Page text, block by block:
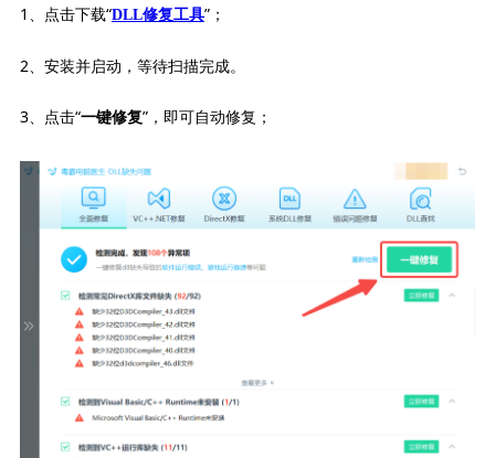
1、点击下载“DLL修复工具”；
2、安装并启动，等待扫描完成。
3、点击“一键修复”，即可自动修复；